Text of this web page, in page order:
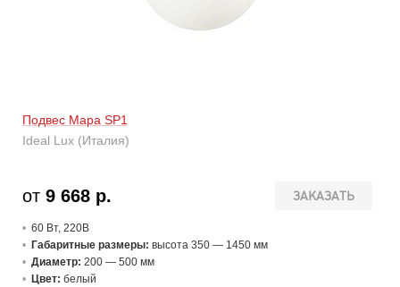
Подвес Mapa SP1
Ideal Lux (Италия)
ЗАКАЗАТЬ
от 9 668 р.
60 Вт, 220В
Габаритные размеры: высота 350 — 1450 мм
Диаметр: 200 — 500 мм
Цвет: белый